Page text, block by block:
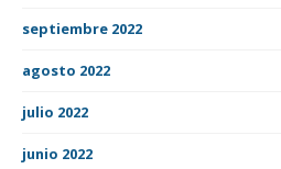
septiembre 2022
agosto 2022
julio 2022
junio 2022